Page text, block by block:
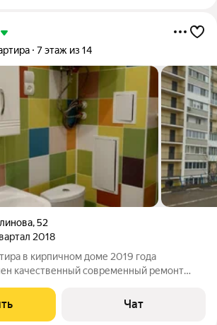
7 этаж из 14
,52
2018
в кирпичном доме 2019 года
качественный современный ремонт
алюминиевыми конструкциями. В квартире
Чат